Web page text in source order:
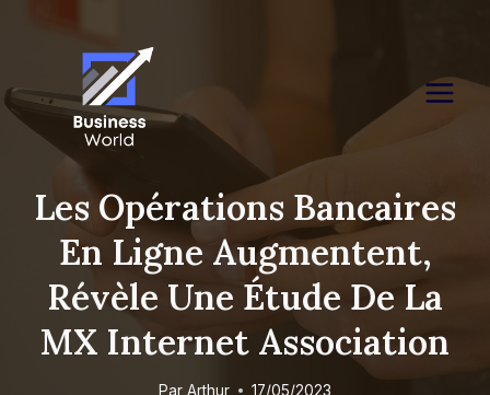
Les Opérations Bancaires
En Ligne Augmentent,
Révèle Une Étude De La
MX Internet Association
Par Arthur 17/05/2023